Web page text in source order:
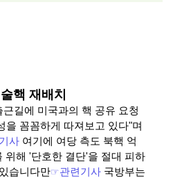
핵 재배치
길에 미국과의 핵 공유 요청
을 꼼꼼하게 따져보고 있다"며
사 여기에 여당 측도 북핵 억
위해 '단호한 결단'을 절대 피하
습니다만☞관련기사 국방부는